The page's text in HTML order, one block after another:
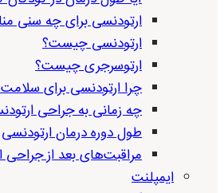
ارتودنسی برای چه سنی
ارتودنسی چیست؟
ارتوسرجری چیست؟
چرا ارتودنسی برای
چه زمانی به جراحی
طول دوره درمان ارتودنسی
مراقبت‌های بعد از جراحی
ایمپلنت